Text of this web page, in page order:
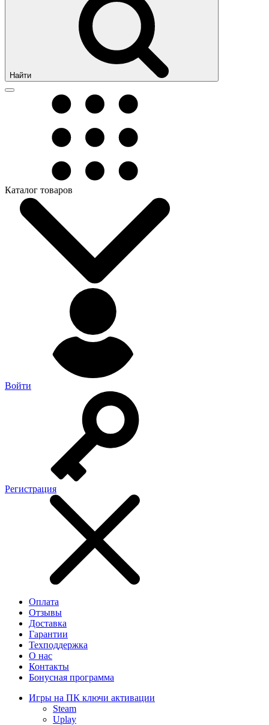
Найти
Каталог товаров
Войти
Регистрация
Оплата
Отзывы
Доставка
Гарантии
Техподдержка
О нас
Контакты
Бонусная программа
Игры на ПК ключи активации
Steam
Uplay